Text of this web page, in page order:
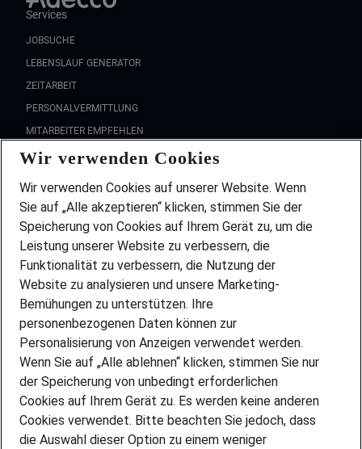
Services
JOBSUCHE
LEBENSLAUF GENERATOR
ZEITARBEIT
PERSONALVERMITTLUNG
MITARBEITER EMPFEHLEN
FAQ
Wir stellen ein!
DEINE BERUFSGRUPPE
DEINE LEBENSSITUATION
PARTNERSHIP WITH AIRBUS
INITIATIV BEWERBEN
ÜBER UNS
STANDORTE
BLOG
PRESSE
KONTAKT
Wir verwenden Cookies
Wir verwenden Cookies auf unserer Website. Wenn
Sie auf „Alle akzeptieren“ klicken, stimmen Sie der
Speicherung von Cookies auf Ihrem Gerät zu, um die
Leistung unserer Website zu verbessern, die
Funktionalität zu verbessern, die Nutzung der
Website zu analysieren und unsere Marketing-
Bemühungen zu unterstützen. Ihre
personenbezogenen Daten können zur
Personalisierung von Anzeigen verwendet werden.
Wenn Sie auf „Alle ablehnen“ klicken, stimmen Sie nur
der Speicherung von unbedingt erforderlichen
Cookies auf Ihrem Gerät zu. Es werden keine anderen
Cookies verwendet. Bitte beachten Sie jedoch, dass
die Auswahl dieser Option zu einem weniger